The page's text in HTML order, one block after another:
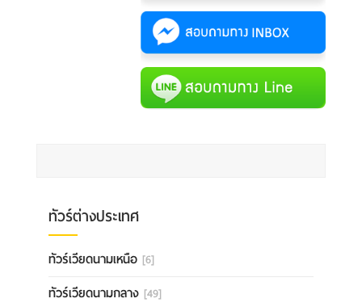
ทัวร์ต่างประเทศ
ทัวร์เวียดนามเหนือ [6]
ทัวร์เวียดนามกลาง [49]